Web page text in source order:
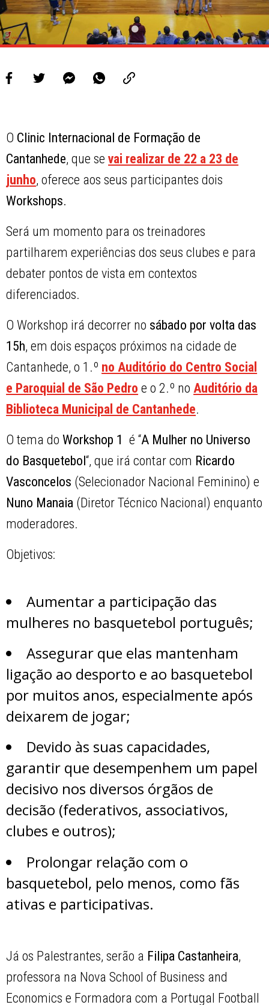
O Clinic Internacional de Formação de
Cantanhede, que sevai realizar de 22 a 23 de
junho, oferece aos seus participantes dois
Workshops.
Será um momento para os treinadores
partilharem experiências dos seus clubes e para
debater pontos de vista em contextos
diferenciados.
O Workshop irá decorrer no sábado por volta das
15h, em dois espaços próximos na cidade de
Cantanhede, o 1.º no Auditório do Centro Social
e Paroquial de São Pedro e o 2.º noAuditório da
Biblioteca Municipal de Cantanhede.
O tema doWorkshop 1 é “A Mulher no Universo
do Basquetebol“, que irá contar com Ricardo
Vasconcelos (Selecionador Nacional Feminino) e
Nuno Manaia (Diretor Técnico Nacional) enquanto
moderadores.
Objetivos:
Aumentar a participação das
mulheres no basquetebol português;
Assegurar que elas mantenham
ligação ao desporto e ao basquetebol
por muitos anos, especialmente após
deixarem de jogar;
Devido às suas capacidades,
garantir que desempenhem um papel
decisivo nos diversos órgãos de
decisão (federativos, associativos,
clubes e outros);
Prolongar relação com o
basquetebol, pelo menos, como fãs
ativas e participativas.
Já os Palestrantes, serão a Filipa Castanheira,
professora na Nova School of Business and
Economics e Formadora com a Portugal Football